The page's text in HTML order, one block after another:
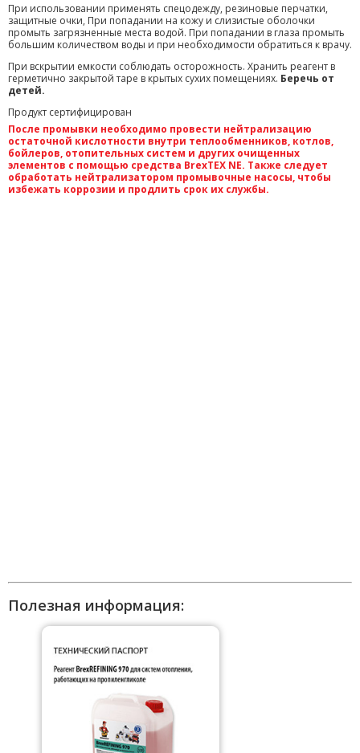
При использовании применять спецодежду, резиновые перчатки,
защитные очки, При попадании на кожу и слизистые оболочки
промыть загрязненные места водой. При попадании в глаза промыть
большим количеством воды и при необходимости обратиться к врачу.
При вскрытии емкости соблюдать осторожность. Хранить реагент в
герметично закрытой таре в крытых сухих помещениях. Беречь от
детей.
Продукт сертифицирован
После промывки необходимо провести нейтрализацию
остаточной кислотности внутри теплообменников, котлов,
бойлеров, отопительных систем и других очищенных
элементов с помощью средства BrexTEX NE. Также следует
обработать нейтрализатором промывочные насосы, чтобы
избежать коррозии и продлить срок их службы.
Полезная информация: